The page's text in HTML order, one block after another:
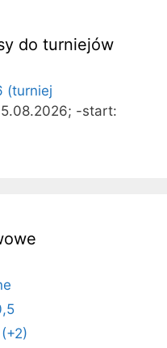
do turniejów
(turniej
-start: